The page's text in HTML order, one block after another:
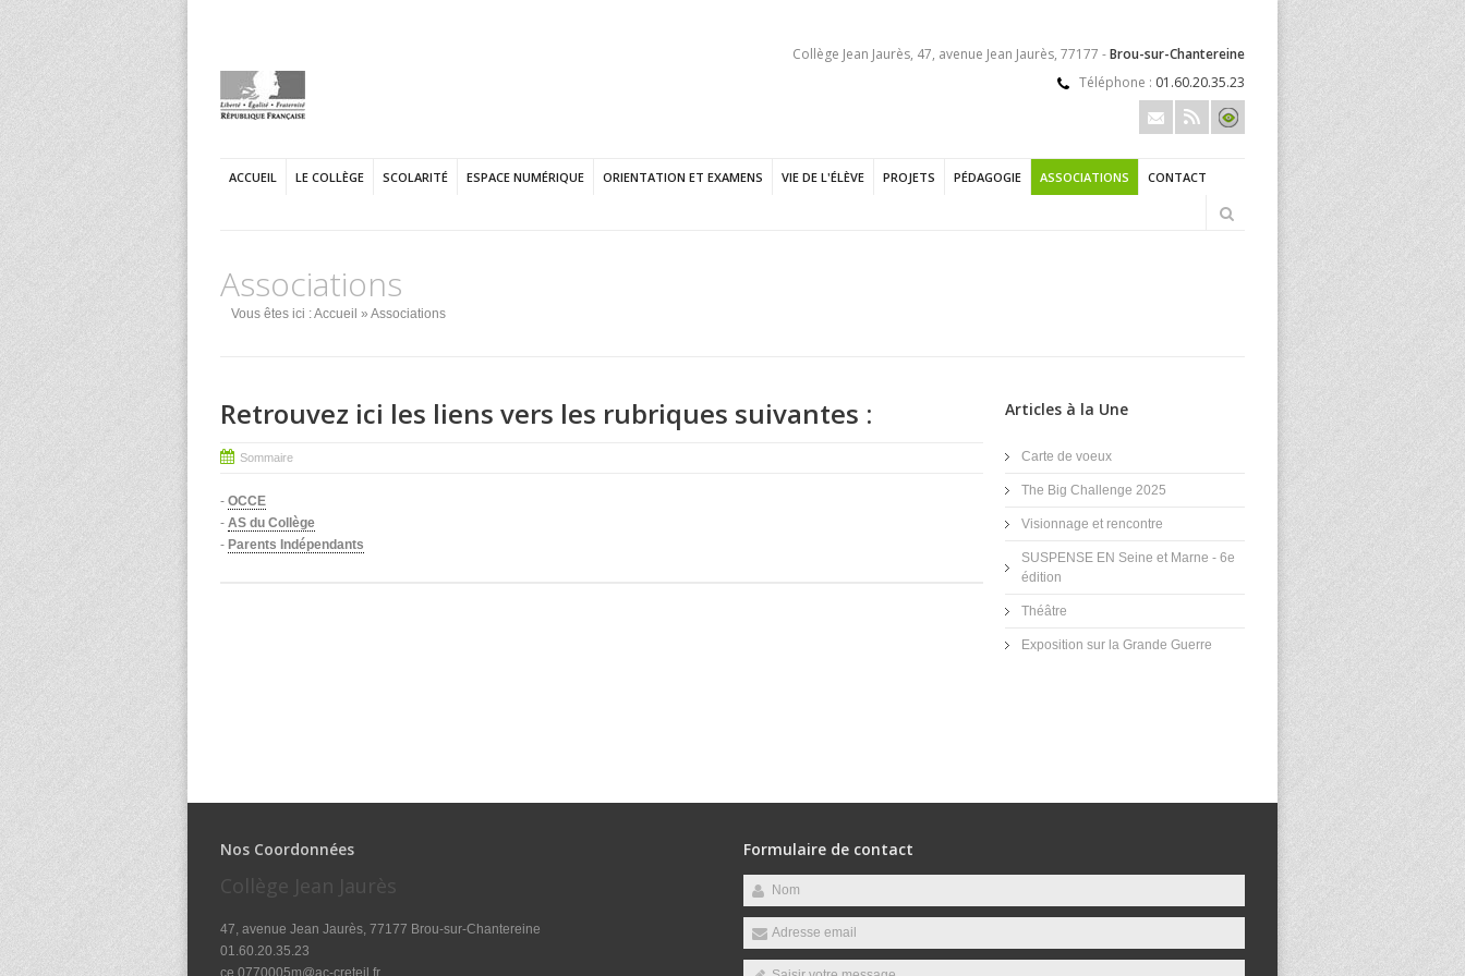
Collège Jean Jaurès, 47, avenue Jean Jaurès, 77177 -Brou-sur-Chantereine
Téléphone : 01.60.20.35.23
ACCUEIL LE COLLÈGE SCOLARITÉ ESPACE NUMÉRIQUE ORIENTATION ET EXAMENS VIE DE L'ÉLÈVE PROJETS PÉDAGOGIE ASSOCIATIONS CONTACT
Associations
Vous êtes ici :Accueil » Associations
Retrouvez ici les liens vers les rubriques suivantes :
Sommaire
- OCCE
- AS du Collège
- Parents Indépendants
Articles à la Une
Carte de voeux
The Big Challenge 2025
Visionnage et rencontre
SUSPENSE EN Seine et Marne - 6e
édition
Théâtre
Exposition sur la Grande Guerre
Nos Coordonnées
Collège Jean Jaurès
47, avenue Jean Jaurès, 77177 Brou-sur-Chantereine
01.60.20.35.23
ce.0770005m@ac-creteil.fr
Formulaire de contact